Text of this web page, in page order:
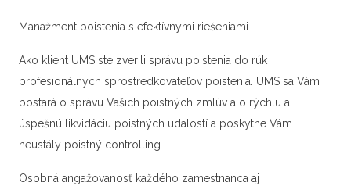
Manažment poistenia s efektívnymi riešeniami
Ako klient UMS ste zverili správu poistenia do rúk
profesionálnych sprostredkovateľov poistenia. UMS sa Vám
postará o správu Vašich poistných zmlúv a o rýchlu a
úspešnú likvidáciu poistných udalostí a poskytne Vám
neustály poistný controlling.
Osobná angažovanosť každého zamestnanca aj